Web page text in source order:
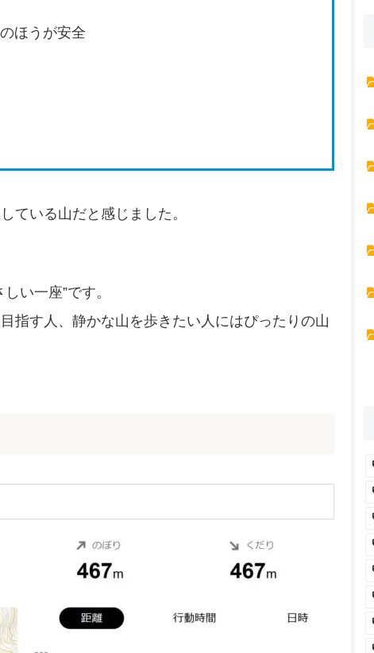
ほうが安全
ている山だと感じました。
い一座”です。
指す人、静かな山を歩きたい人にはぴったりの山